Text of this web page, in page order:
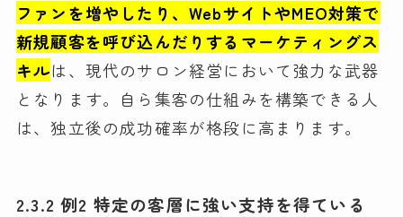
ファンを増やしたり、WebサイトやMEO対策で
新規顧客を呼び込んだりするマーケティングス
キルは、現代のサロン経営において強力な武器
となります。自ら集客の仕組みを構築できる人
は、独立後の成功確率が格段に高まります。
2.3.2 例2 特定の客層に強い支持を得ている